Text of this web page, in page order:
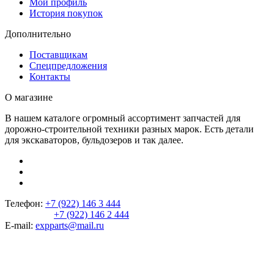
Мой профиль
История покупок
Дополнительно
Поставщикам
Спецпредложения
Контакты
О магазине
В нашем каталоге огромный ассортимент запчастей для
дорожно-строительной техники разных марок. Есть детали
для экскаваторов, бульдозеров и так далее.
Телефон: +7 (922) 146 3 444
+7 (922) 146 2 444
E-mail: expparts@mail.ru